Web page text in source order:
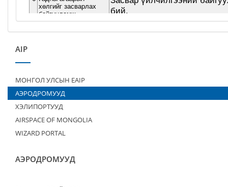
AIP
МОНГОЛ УЛСЫН EAIP
АЭРОДРОМУУД
ХЭЛИПОРТУУД
AIRSPACE OF MONGOLIA
WIZARD PORTAL
АЭРОДРОМУУД